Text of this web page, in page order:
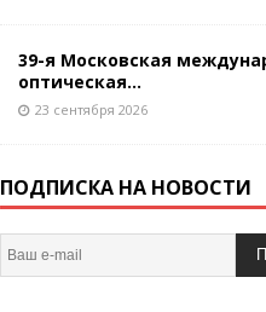
39-я Московская
оптическая...
23 сентября 2026
ПОДПИСКА НА НОВОСТИ